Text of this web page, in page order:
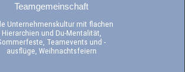
Teamgemeinschaft
Unternehmenskultur mit flachen
Hierarchien und Du-Mentalität,
Teamevents und -
ausflüge, Weihnachtsfeiern